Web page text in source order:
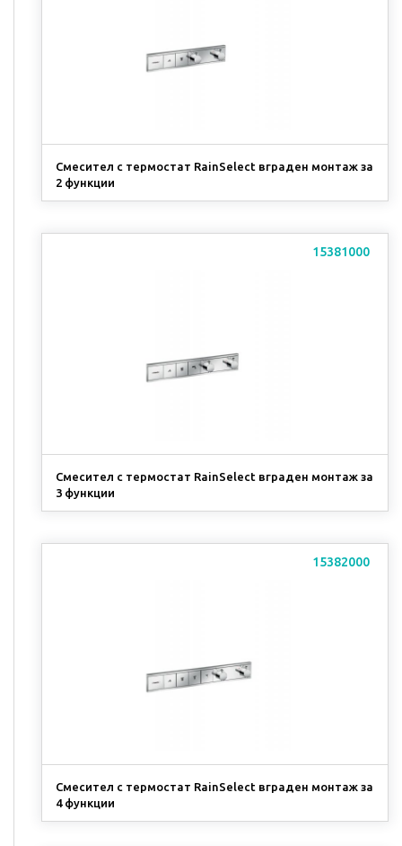
Смесител с термостат RainSelect вграден монтаж за
2 функции
15381000
Смесител с термостат RainSelect вграден монтаж за
3 функции
15382000
Смесител с термостат RainSelect вграден монтаж за
4 функции